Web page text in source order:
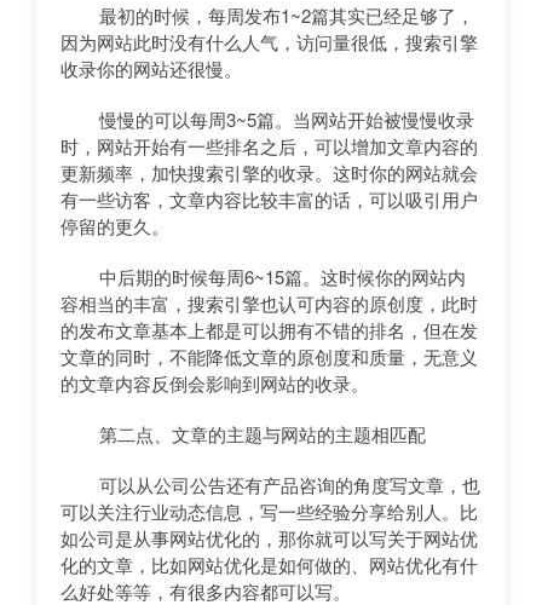
最初的时候，每周发布1~2篇其实已经足够了，
因为网站此时没有什么人气，访问量很低，搜索引擎
收录你的网站还很慢。
慢慢的可以每周3~5篇。当网站开始被慢慢收录
时，网站开始有一些排名之后，可以增加文章内容的
更新频率，加快搜索引擎的收录。这时你的网站就会
有一些访客，文章内容比较丰富的话，可以吸引用户
停留的更久。
中后期的时候每周6~15篇。这时候你的网站内
容相当的丰富，搜索引擎也认可内容的原创度，此时
的发布文章基本上都是可以拥有不错的排名，但在发
文章的同时，不能降低文章的原创度和质量，无意义
的文章内容反倒会影响到网站的收录。
第二点、文章的主题与网站的主题相匹配
可以从公司公告还有产品咨询的角度写文章，也
可以关注行业动态信息，写一些经验分享给别人。比
如公司是从事网站优化的，那你就可以写关于网站优
化的文章，比如网站优化是如何做的、网站优化有什
么好处等等，有很多内容都可以写。